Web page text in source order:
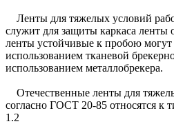
Ленты для тяжелых условий
служит для защиты каркаса ленты
ленты устойчивые к пробою могут
использованием тканевой
использованием металлобрекера.
Отечественные ленты для
согласно ГОСТ 20-85 относятся к
1.2